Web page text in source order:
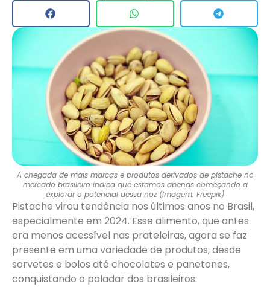
A chegada de mais marcas e produtos derivados de pistache no
mercado brasileiro indica que estamos apenas começando a
explorar o potencial dessa noz (Imagem: Freepik)
Pistache virou tendência nos últimos anos no Brasil,
especialmente em 2024. Esse alimento, que antes
era menos acessível nas prateleiras, agora se faz
presente em uma variedade de produtos, desde
sorvetes e bolos até chocolates e panetones,
conquistando o paladar dos brasileiros.